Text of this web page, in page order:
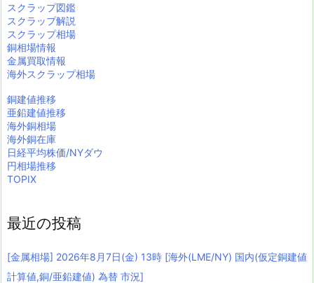
スクラップ図鑑
スクラップ解説
スクラップ相場
銅相場情報
金属買取情報
海外スクラップ相場
銅建値推移
亜鉛建値推移
海外銅相場
海外銅在庫
日経平均株価/NYダウ
円相場推移
TOPIX
最近の投稿
[金属相場] 2026年8月7日(金) 13時 [海外(LME/NY) 国内(仮定銅建値
計算値,銅/亜鉛建値) 為替 市況]